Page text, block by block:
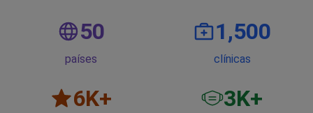
50
países
1,500
clínicas
6K+ 3K+